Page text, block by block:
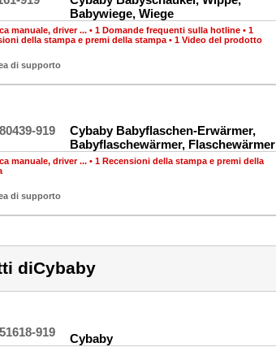
Babywiege, Wiege
manuale, driver ... • 1 Domande frequenti sulla hotline • 1
della stampa e premi della stampa • 1 Video del prodotto
di supporto
919
Cybaby Babyflaschen-Erwärmer,
Babyflaschewärmer, Flaschewärmer
manuale, driver ... • 1 Recensioni della stampa e premi della
di supporto
diCybaby
919 Cybaby